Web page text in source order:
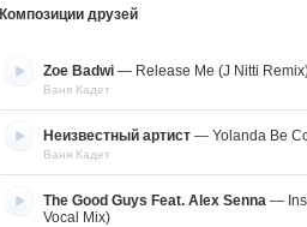
Композиции друзей
Zoe Badwi — Release Me (J Nitti
Ваня Кадет
Неизвестный артист — Yolanda Be
Ваня Кадет
The Good Guys Feat. Alex Senna —
Vocal Mix)